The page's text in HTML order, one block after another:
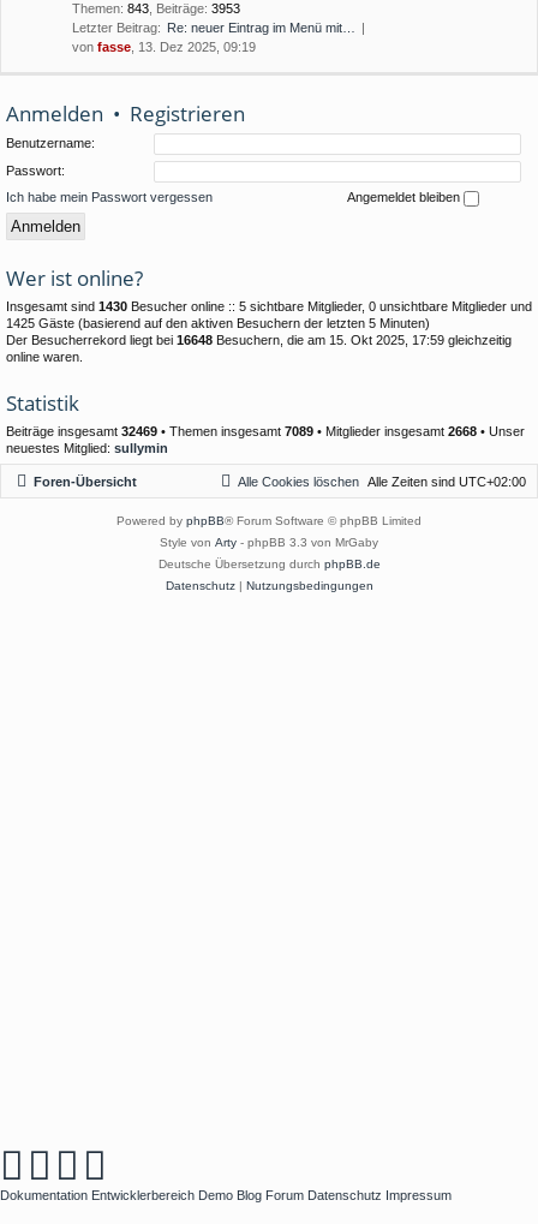
Themen: 843 Beiträge: 3953
Letzter Beitrag: Re: neuer Eintrag im Menü mit…
von fasse , 13. Dez 2025, 09:19
Anmelden • Registrieren
Benutzername:
Passwort:
Ich habe mein Passwort vergessen
Angemeldet bleiben
Wer ist online?
Insgesamt sind 1430 Besucher online :: 5 sichtbare Mitglieder, 0 unsichtbare Mitglieder und
1425 Gäste (basierend auf den aktiven Besuchern der letzten 5 Minuten)
Der Besucherrekord liegt bei 16648 Besuchern, die am 15. Okt 2025, 17:59 gleichzeitig
online waren.
Statistik
Beiträge insgesamt 32469 • Themen insgesamt 7089 • Mitglieder insgesamt 2668 • Unser
neuestes Mitglied: sullymin
Foren-Übersicht Alle Zeiten sind UTC+02:00
Alle Cookies löschen
Powered by phpBB® Forum Software © phpBB Limited
Style von Arty - phpBB 3.3 von MrGaby
Deutsche Übersetzung durch phpBB.de
Datenschutz| Nutzungsbedingungen
Dokumentation Entwicklerbereich Demo Blog Forum Datenschutz Impressum